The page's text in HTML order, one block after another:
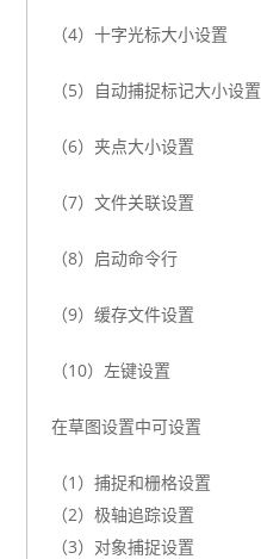
（4）十字光标大小设置
（5）自动捕捉标记大小设置
（6）夹点大小设置
（7）文件关联设置
（8）启动命令行
（9）缓存文件设置
（10）左键设置
在草图设置中可设置
（1）捕捉和栅格设置
（2）极轴追踪设置
（3）对象捕捉设置